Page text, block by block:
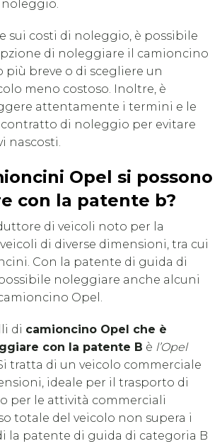
sui costi di noleggio, è possibile
di noleggiare il camioncino
più breve o di scegliere un
meno costoso. Inoltre, è
attentamente i termini e le
di noleggio per evitare
nascosti.
Opel si possono
con la patente b?
di veicoli noto per la
di diverse dimensioni, tra cui
Con la patente di guida di
noleggiare anche alcuni
Opel.
di camioncino Opel che è
con la patente B è l’Opel
tratta di un veicolo commerciale
ideale per il trasporto di
per le attività commerciali
totale del veicolo non supera i
la patente di guida di categoria B